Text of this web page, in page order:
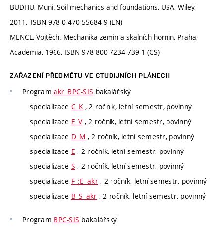
BUDHU, Muni. Soil mechanics and foundations, USA, Wiley,
2011, ISBN 978-0-470-55684-9 (EN)
MENCL, Vojtěch. Mechanika zemin a skalních hornin, Praha,
Academia, 1966, ISBN 978-800-7234-739-1 (CS)
ZAŘAZENÍ PŘEDMĚTU VE STUDIJNÍCH PLÁNECH
Programakr_BPC-SIS bakalářský
specializace C_K , 2 ročník, letní semestr, povinný
specializace E_V , 2 ročník, letní semestr, povinný
specializace D_M , 2 ročník, letní semestr, povinný
specializace E , 2 ročník, letní semestr, povinný
specializace S , 2 ročník, letní semestr, povinný
specializace F_:E_akr, 2 ročník, letní semestr, povinný
specializace B_S_akr , 2 ročník, letní semestr, povinný
Program BPC-SIS bakalářský